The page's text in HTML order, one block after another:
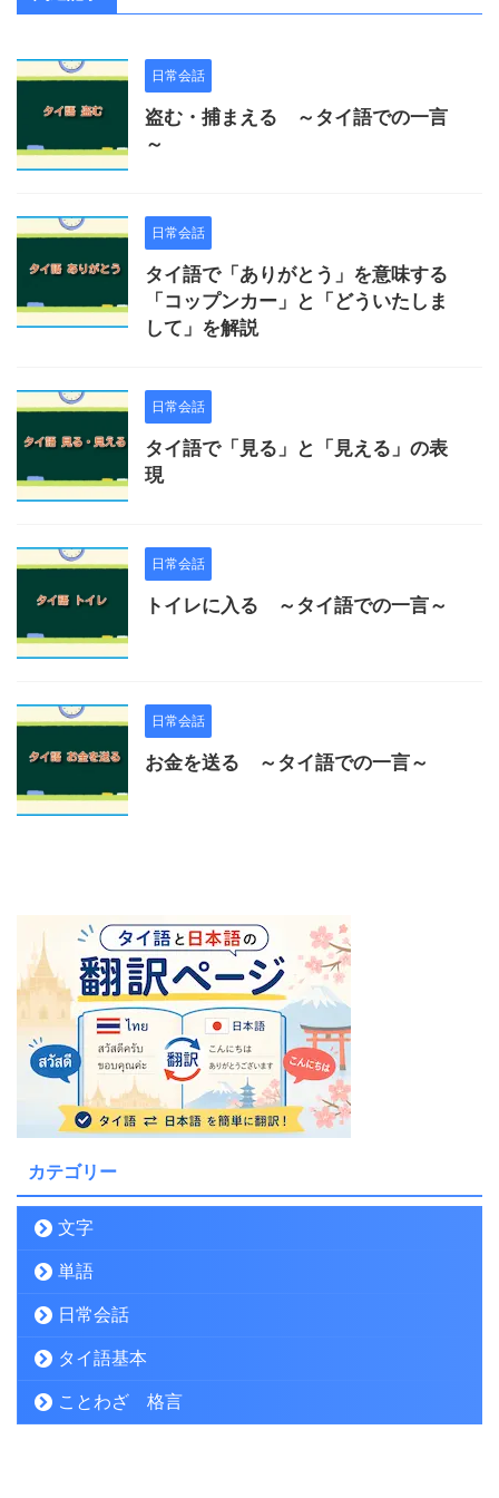
日常会話
盗む・捕まえる ～タイ語での一言
～
日常会話
タイ語で「ありがとう」を意味する
「コップンカー」と「どういたしま
して」を解説
日常会話
タイ語で「見る」と「見える」の表
現
日常会話
トイレに入る ～タイ語での一言～
日常会話
お金を送る ～タイ語での一言～
カテゴリー
文字
単語
日常会話
タイ語基本
ことわざ 格言